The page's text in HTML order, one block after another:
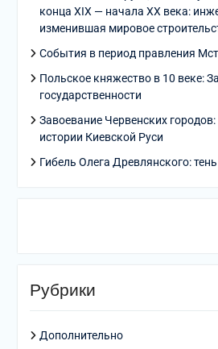
конца XIX — начала XX века:
изменившая мировое
События в период правления
Польское княжество в 10 веке:
государственности
Завоевание Червенских
истории Киевской Руси
Гибель Олега Древлянского:
Рубрики
Дополнительно